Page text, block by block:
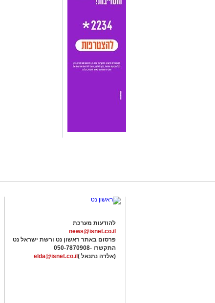
להודעות מערכת
news@isnet.co.il
פרסום באתר ראשון נט ורשת ישראל נט
התקשרו -050-7870908
(אלדה נתנאל ) elda@isnet.co.il